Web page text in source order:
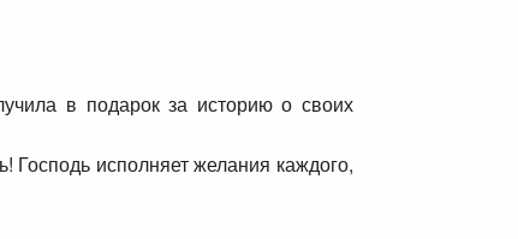
в подарок за историю о своих
Господь исполняет желания каждого,